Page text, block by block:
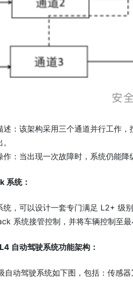
述：该架构采用三个通道并行工作
作：当出现一次故障时，系统仍能降
系统：
统，可以设计一套专门满足 L2+ 级
系统接管控制，并将车辆控制至最
自动驾驶系统功能架构：
自动驾驶系统如下图，包括：传感